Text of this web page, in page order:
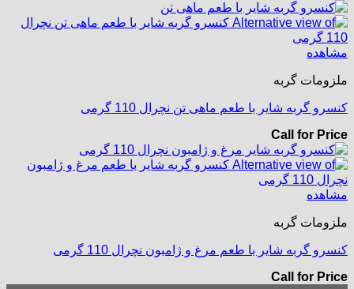
مشاهده
ملزومات گربه
کنسرو گربه شایر با طعم ماهی تن نچرال 110 گرمی
Call for Price
مشاهده
ملزومات گربه
کنسرو گربه شایر با طعم مرغ و ژامبون نچرال 110 گرمی
Call for Price